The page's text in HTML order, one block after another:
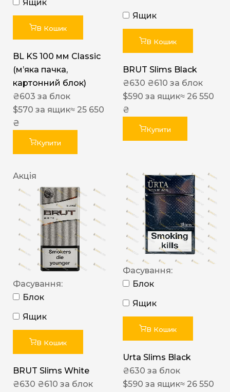
Ящик
В Кошик
BL KS 100 мм Classic
(м’яка пачка,
картонний блок)
₴603 за блок
$570 за ящик≈ 25 650
₴
Купити
Ящик
В Кошик
BRUT Slims Black
₴630 ₴610 за блок
$590 за ящик≈ 26 550
₴
Купити
Акція
Фасування:
Блок
Ящик
В Кошик
BRUT Slims White
₴630 ₴610 за блок
Фасування:
Блок
Ящик
В Кошик
Urta Slims Black
₴630 за блок
$590 за ящик≈ 26 550